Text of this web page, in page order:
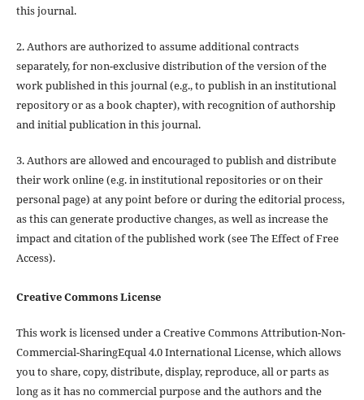
this journal.
2. Authors are authorized to assume additional contracts
separately, for non-exclusive distribution of the version of the
work published in this journal (e.g., to publish in an institutional
repository or as a book chapter), with recognition of authorship
and initial publication in this journal.
3. Authors are allowed and encouraged to publish and distribute
their work online (e.g. in institutional repositories or on their
personal page) at any point before or during the editorial process,
as this can generate productive changes, as well as increase the
impact and citation of the published work (see The Effect of Free
Access).
Creative Commons License
This work is licensed under a Creative Commons Attribution-Non-
Commercial-SharingEqual 4.0 International License, which allows
you to share, copy, distribute, display, reproduce, all or parts as
long as it has no commercial purpose and the authors and the